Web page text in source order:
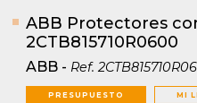
ABB Protectores
2CTB815710R0600
ABB - Ref.
PRESUPUESTO MI